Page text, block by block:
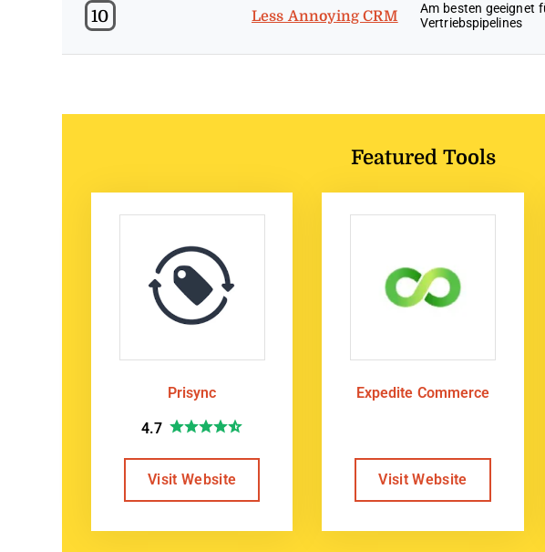
10 Less Annoying CRM
Am besten geeignet
Vertriebspipelines
Featured Tools
Prisync
4.7
Visit Website
Expedite Commerce
Visit Website